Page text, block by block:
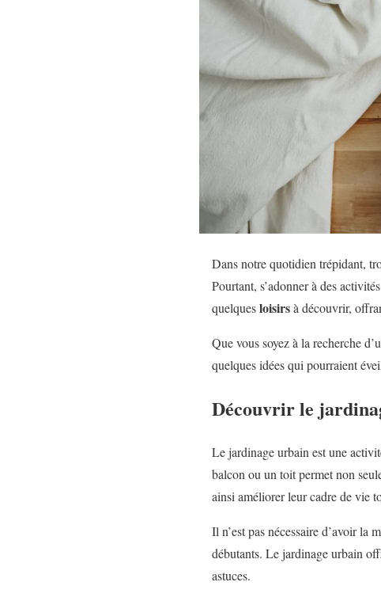
Dans notre quotidien trépidant,
Pourtant, s’adonner à des
quelquesloisirsà découvrir,
Que vous soyez à la recherche
quelques idées qui pourraient
Découvrir le
Le jardinage urbain est une
balcon ou un toit permet non
ainsi améliorer leur cadre de vie
Il n’est pas nécessaire d’avoir
débutants. Le jardinage urbain
astuces.